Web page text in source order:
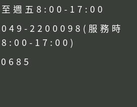
至週五8:00-17:00
049-2200098(服務時
8:00-17:00)